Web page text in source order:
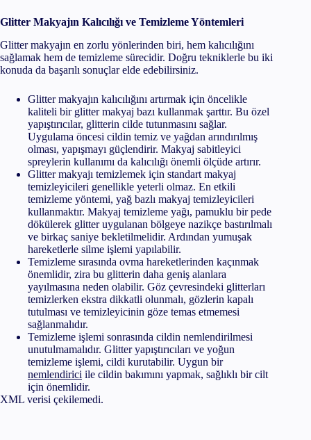
Glitter Makyajın Kalıcılığı ve Temizleme Yöntemleri
Glitter makyajın en zorlu yönlerinden biri, hem kalıcılığını
sağlamak hem de temizleme sürecidir. Doğru tekniklerle bu iki
konuda da başarılı sonuçlar elde edebilirsiniz.
Glitter makyajın kalıcılığını artırmak için öncelikle
kaliteli bir glitter makyaj bazı kullanmak şarttır. Bu özel
yapıştırıcılar, glitterin cilde tutunmasını sağlar.
Uygulama öncesi cildin temiz ve yağdan arındırılmış
olması, yapışmayı güçlendirir. Makyaj sabitleyici
spreylerin kullanımı da kalıcılığı önemli ölçüde artırır.
Glitter makyajı temizlemek için standart makyaj
temizleyicileri genellikle yeterli olmaz. En etkili
temizleme yöntemi, yağ bazlı makyaj temizleyicileri
kullanmaktır. Makyaj temizleme yağı, pamuklu bir pede
dökülerek glitter uygulanan bölgeye nazikçe bastırılmalı
ve birkaç saniye bekletilmelidir. Ardından yumuşak
hareketlerle silme işlemi yapılabilir.
Temizleme sırasında ovma hareketlerinden kaçınmak
önemlidir, zira bu glitterin daha geniş alanlara
yayılmasına neden olabilir. Göz çevresindeki glitterları
temizlerken ekstra dikkatli olunmalı, gözlerin kapalı
tutulması ve temizleyicinin göze temas etmemesi
sağlanmalıdır.
Temizleme işlemi sonrasında cildin nemlendirilmesi
unutulmamalıdır. Glitter yapıştırıcıları ve yoğun
temizleme işlemi, cildi kurutabilir. Uygun bir
nemlendirici ile cildin bakımını yapmak, sağlıklı bir cilt
için önemlidir.
XML verisi çekilemedi.